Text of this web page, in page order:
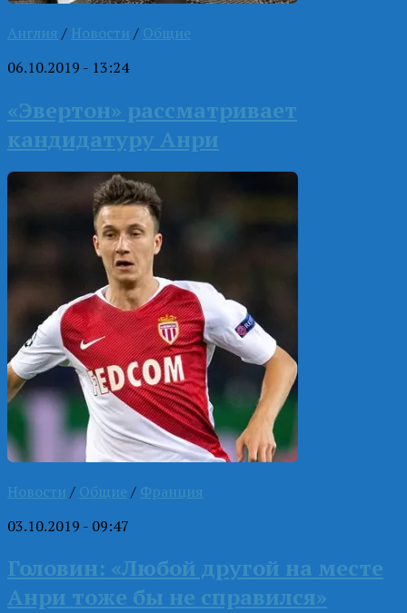
Англия / Новости / Общие
06.10.2019 - 13:24
«Эвертон» рассматривает
кандидатуру Анри
Новости / Общие / Франция
03.10.2019 - 09:47
Головин: «Любой другой на месте
Анри тоже бы не справился»